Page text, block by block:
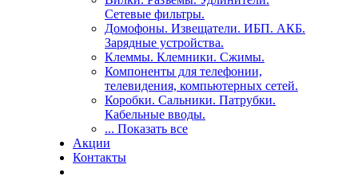
Сетевые фильтры.
Домофоны. Извещатели. ИБП. АКБ.
Зарядные устройства.
Клеммы. Клемники. Сжимы.
Компоненты для телефонии,
телевидения, компьютерных сетей.
Коробки. Сальники. Патрубки.
Кабельные вводы.
... Показать все
Акции
Контакты